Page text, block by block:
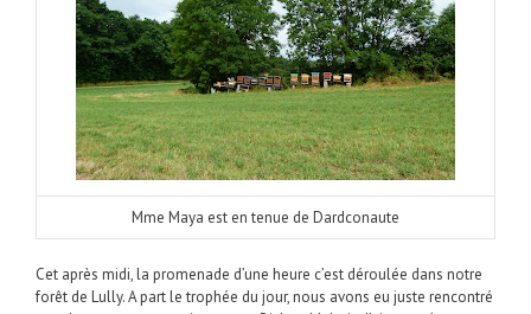
Mme Maya est en tenue de Dardconaute
Cet après midi, la promenade d’une heure c’est déroulée dans notre
forêt de Lully. A part le trophée du jour, nous avons eu juste rencontré